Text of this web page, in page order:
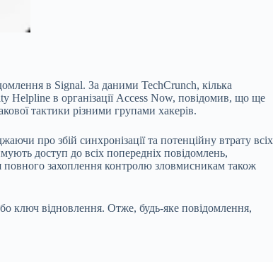
в Signal. За даними TechCrunch, кілька
Helpline в організації Access Now, повідомив, що ще
тактики різними групами хакерів.
про збій синхронізації та потенційну втрату всіх
доступ до всіх попередніх повідомлень,
повного захоплення контролю зловмисникам також
ключ відновлення. Отже, будь-яке повідомлення,